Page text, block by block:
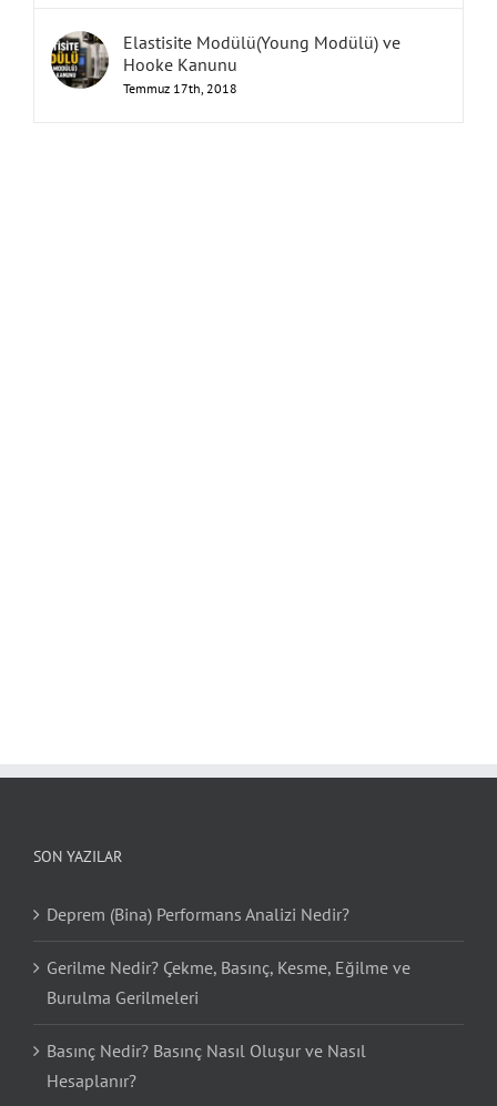
Elastisite Modülü(Young Modülü) ve
Hooke Kanunu
Temmuz 17th, 2018
SON YAZILAR
Deprem (Bina) Performans Analizi Nedir?
Gerilme Nedir? Çekme, Basınç, Kesme, Eğilme ve
Burulma Gerilmeleri
Basınç Nedir? Basınç Nasıl Oluşur ve Nasıl
Hesaplanır?